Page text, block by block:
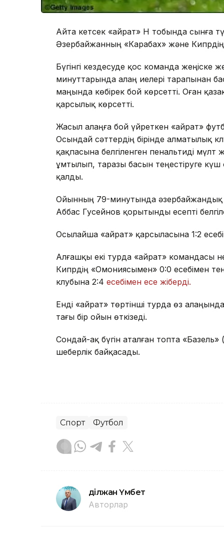
Айта кетсек «Қайрат» H тобында сынға
Әзербайжанның «Карабах» және
Бүгінгі кездесуде қос команда
минуттарында алаң иелері тарапынан
маңында көбірек бой көрсетті. Оған
қарсылық көрсетті.
Жасыл алаңға бой үйреткен «Қайрат»
Осындай сәттердің бірінде алматылық
қақпасына белгіленген пенальтиді мүлт
ұмтылып, таразы басын теңестіруге күш
қалды.
Ойынның 79-минутында әзербайжандық
Аббас Гусейнов қорытынды есепті
Осылайша «Қайрат» қарсыласына 1:2
Алғашқы екі турда «Қайрат» командасы
Кипрдің «Омониясымен» 0:0 есебімен
клубына 2:4 есебімен есе жіберді.
Енді «Қайрат» төртінші турда өз
тағы бір ойын өткізеді.
Сондай-ақ бүгін аталған топта
шеберлік байқасады.
Спорт Футбол
Әділжан Үмбет
Авторлар